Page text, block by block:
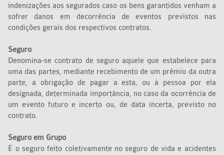
indenizações aos segurados caso os bens garantidos venham a
sofrer danos em decorrência de eventos previstos nas
condições gerais dos respectivos contratos.
Seguro
Denomina-se contrato de seguro aquele que estabelece para
uma das partes, mediante recebimento de um prêmio da outra
parte, a obrigação de pagar a esta, ou à pessoa por ela
designada, determinada importância, no caso da ocorrência de
um evento futuro e incerto ou, de data incerta, previsto no
contrato.
Seguro em Grupo
É o seguro feito coletivamente no seguro de vida e acidentes